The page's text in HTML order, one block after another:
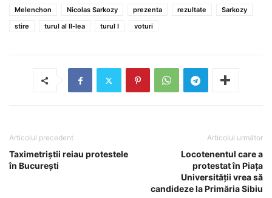
Melenchon
Nicolas Sarkozy prezenta rezultate
Sarkozy
stire
turul al II-lea turul I voturi
Articolul precedent
Taximetriștii reiau protestele
în București
Articolul următor
Locotenentul care a
protestat în Piaţa
Universităţii vrea să
candideze la Primăria Sibiu